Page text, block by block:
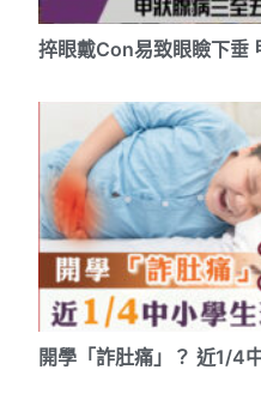
捽眼戴Con易致眼瞼下垂
開學「詐肚痛」？ 近1/4